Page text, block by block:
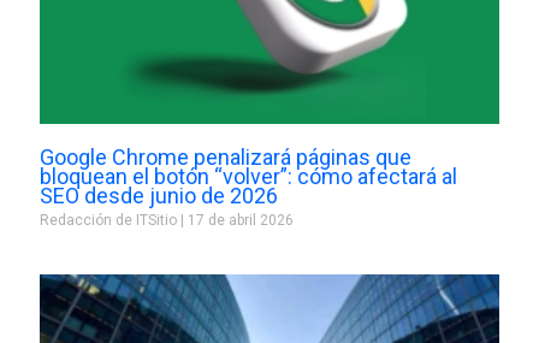
Google Chrome penalizará páginas que
bloquean el botón “volver”: cómo afectará al
SEO desde junio de 2026
Redacción de ITSitio 17 de abril 2026